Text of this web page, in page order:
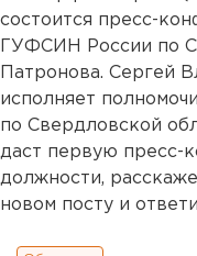
состоится пресс-
ГУФСИН России по
Патронова. Сергей
исполняет
по Свердловской
даст первую пресс-
должности,
новом посту и